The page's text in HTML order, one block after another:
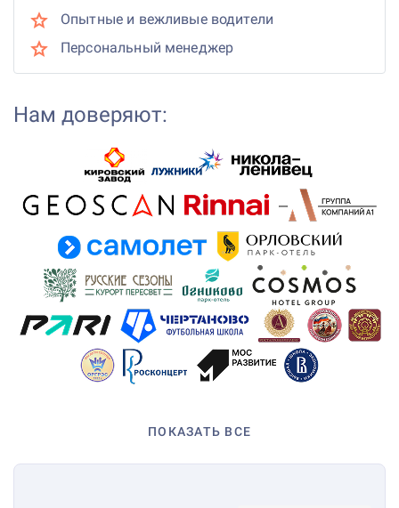
Опытные и вежливые водители
Персональный менеджер
Нам доверяют:
ПОКАЗАТЬ ВСЕ